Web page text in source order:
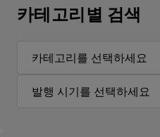
카테고리별 검색